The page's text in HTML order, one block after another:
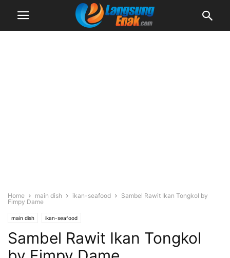
Home main dish ikan-seafood
Sambel Rawit Ikan Tongkol by
Fimpy Dame
main dish ikan-seafood
Sambel Rawit Ikan Tongkol